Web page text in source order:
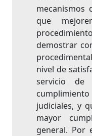
mecanismos
que
demostrar
nivel de
servicio
judiciales, y
mayor
general. Por